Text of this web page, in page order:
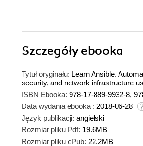
Szczegółyebooka
Tytuł oryginału: Learn Ansible.
security, and network infrastructure
ISBN Ebooka: 978-17-889-9932-8,
Data wydania ebooka : 2018-06-28
Język publikacji: angielski
Rozmiar pliku Pdf: 19.6MB
Rozmiar pliku ePub: 22.2MB